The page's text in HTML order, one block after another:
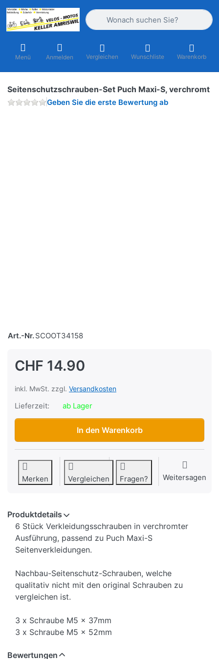
Geben Sie einen Suchbegriff ein.
Menü Anmelden Vergleichen Wunschliste Warenkorb
Seitenschutzschrauben-Set Puch Maxi-S, verchromt
Geben Sie die erste Bewertung ab
Art.-Nr.SCOOT34158
CHF 14.90
inkl. MwSt. zzgl. Versandkosten
Lieferzeit:
ab Lager
Seitenschutzschrauben-Set Puch Maxi-S, verchromt zu
In den Warenkorb
Merken Vergleichen Fragen? Weitersagen
Produktdetails
6 Stück Verkleidungsschrauben in verchromter
Ausführung, passend zu Puch Maxi-S
Seitenverkleidungen.
Nachbau-Seitenschutz-Schrauben, welche
qualitativ nicht mit den original Schrauben zu
vergleichen ist.
3 x Schraube M5 x 37mm
3 x Schraube M5 x 52mm
Bewertungen